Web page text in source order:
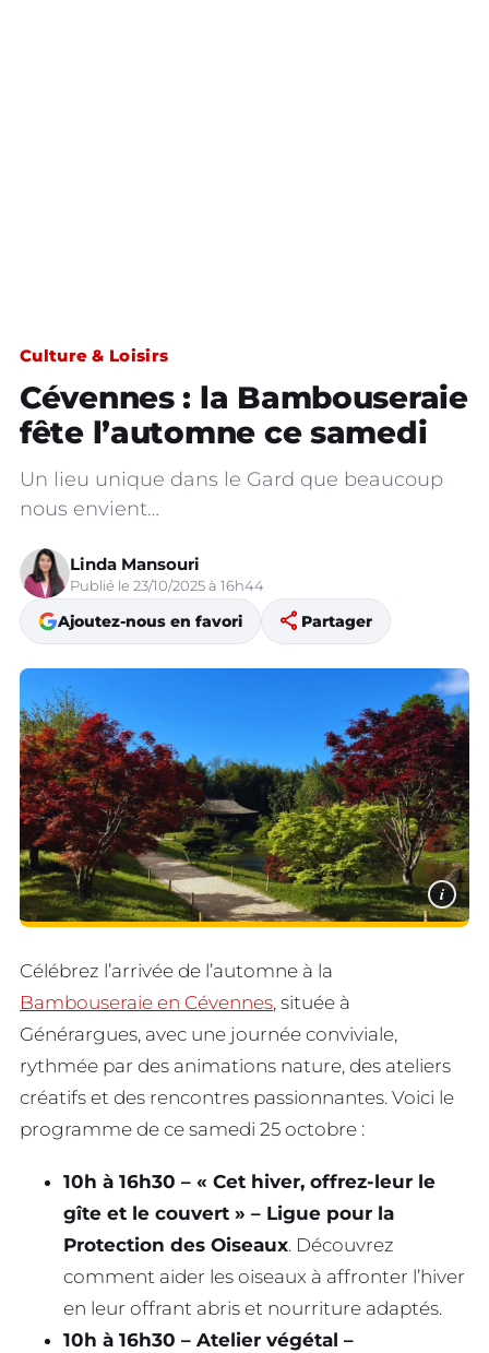
Culture & Loisirs
Cévennes : la Bambouseraie
fête l’automne ce samedi
Un lieu unique dans le Gard que beaucoup
nous envient…
Linda Mansouri
Publié le 23/10/2025 à 16h44
Ajoutez-nous en favori share Partager
i
Célébrez l’arrivée de l’automne à la
Bambouseraie en Cévennes, située à
Générargues, avec une journée conviviale,
rythmée par des animations nature, des ateliers
créatifs et des rencontres passionnantes. Voici le
programme de ce samedi 25 octobre :
10h à 16h30 – « Cet hiver, offrez-leur le
gîte et le couvert » – Ligue pour la
Protection des Oiseaux. Découvrez
comment aider les oiseaux à affronter l’hiver
en leur offrant abris et nourriture adaptés.
10h à 16h30 – Atelier végétal –